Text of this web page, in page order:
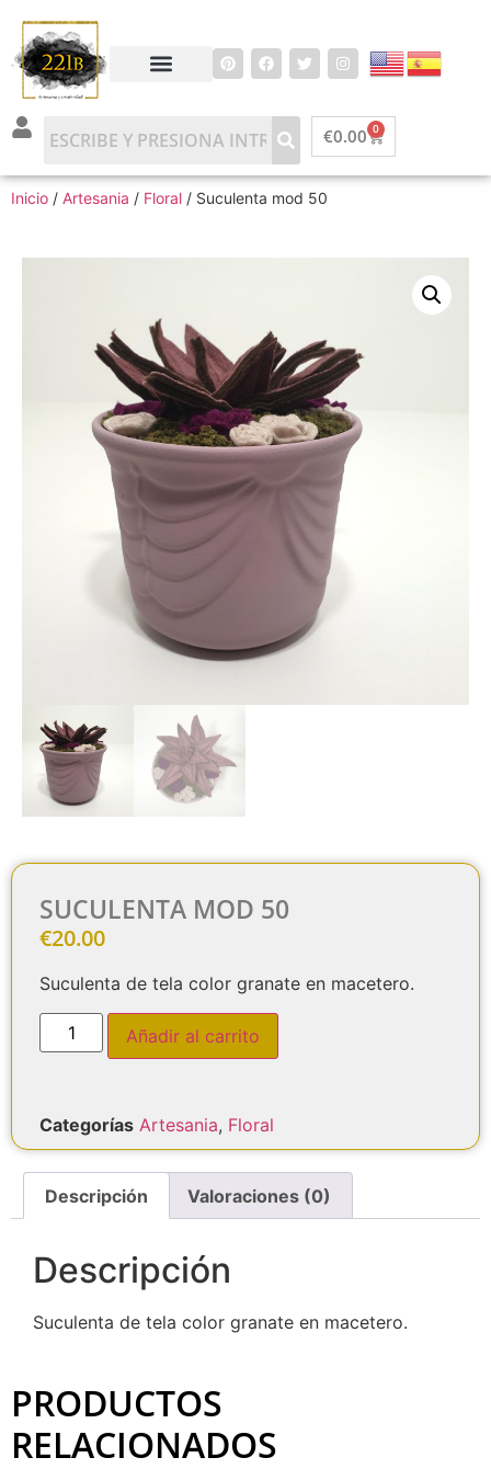
€0.00 0
Inicio / Artesania / Floral / Suculenta mod 50
SUCULENTA MOD 50
€20.00
Suculenta de tela color granate en macetero.
Añadir al carrito
Categorías Artesania, Floral
Descripción Valoraciones (0)
Descripción
Suculenta de tela color granate en macetero.
PRODUCTOS
RELACIONADOS